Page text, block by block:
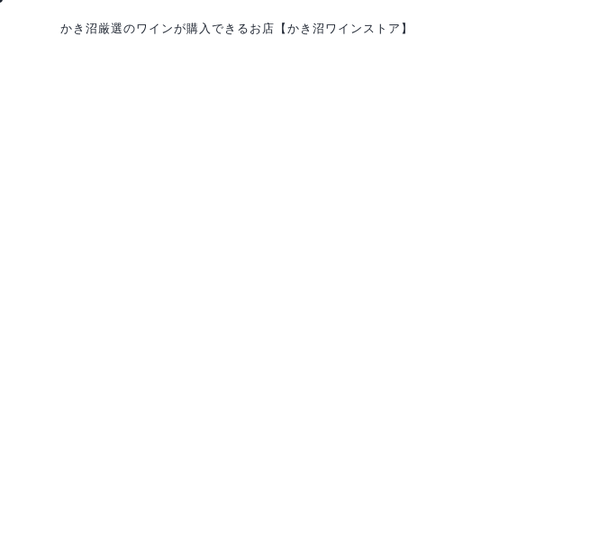
かき沼厳選のワインが購入できるお店 【かき沼ワインストア】